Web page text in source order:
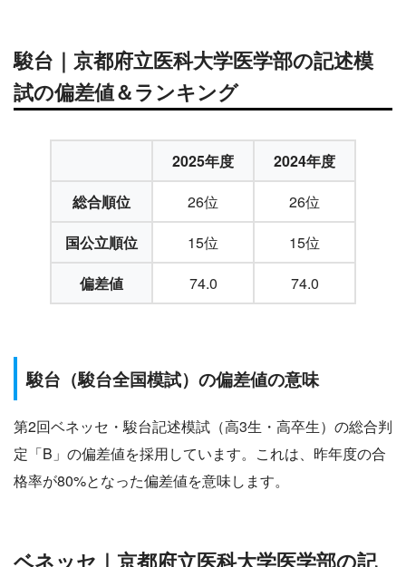
駿台｜京都府立医科大学医学部の記述模
試の偏差値＆ランキング
2025年度
2024年度
総合順位
26位
26位
国公立順位
15位
15位
偏差値
74.0 74.0
駿台（駿台全国模試）の偏差値の意味
第2回ベネッセ・駿台記述模試（高3生・高卒生）の総合判
定「B」の偏差値を採用しています。これは、昨年度の合
格率が80%となった偏差値を意味します。
ベネッセ｜京都府立医科大学医学部の記